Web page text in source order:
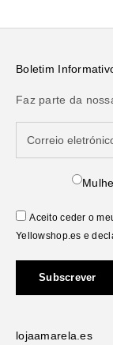
Boletim
Faz parte da
Aceito ceder o
Yellowshop.es e
Subscrever
lojaamarela.es